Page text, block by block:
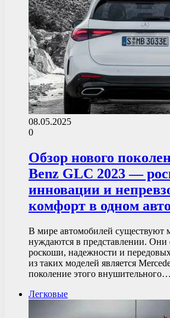
08.05.2025
0
Обзор нового
Benz GLC 2023 —
инновации и
комфорт в одном
В мире автомобилей существуют
нуждаются в представлении.
роскоши, надежности и
из таких моделей является
поколение этого внушительного…
Легковые